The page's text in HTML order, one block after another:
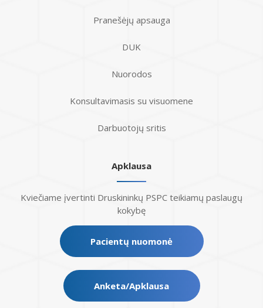
Pranešėjų apsauga
DUK
Nuorodos
Konsultavimasis su visuomene
Darbuotojų sritis
Apklausa
Kviečiame įvertinti Druskininkų PSPC teikiamų paslaugų
kokybę
Pacientų nuomonė
Anketa/Apklausa